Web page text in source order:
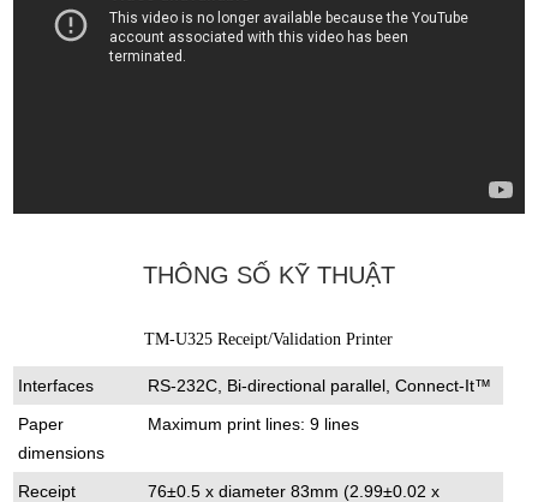
THÔNG SỐ KỸ THUẬT
TM-U325 Receipt/Validation Printer
Interfaces
RS-232C, Bi-directional parallel, Connect-It™
Paper
dimensions
Maximum print lines: 9 lines
Receipt 76±0.5 x diameter 83mm (2.99±0.02 x